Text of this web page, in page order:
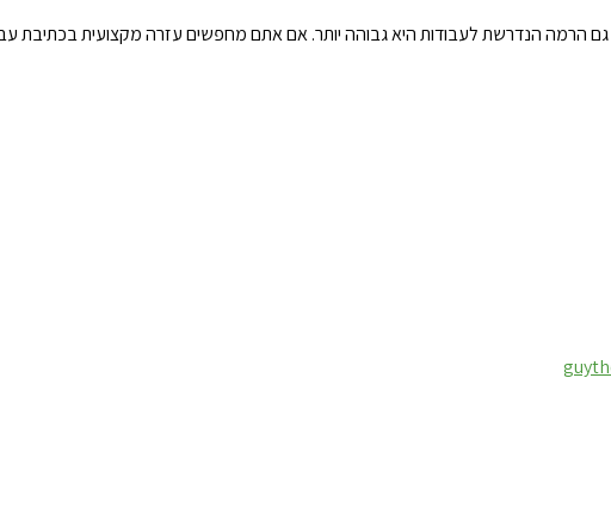
הנדרשת לעבודות היא גבוהה יותר. אם אתם מחפשים עזרה מקצועית בכתיבת